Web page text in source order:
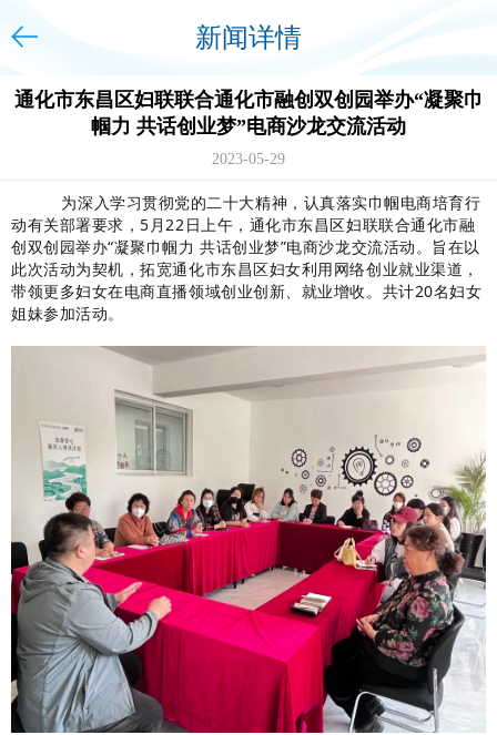
新闻详情
通化市东昌区妇联联合通化市融创双创园举办“凝聚巾
帼力 共话创业梦”电商沙龙交流活动
2023-05-29
为深入学习贯彻党的二十大精神，认真落实巾帼电商培育行
动有关部署要求，5月22日上午，通化市东昌区妇联联合通化市融
创双创园举办“凝聚巾帼力 共话创业梦”电商沙龙交流活动。旨在以
此次活动为契机，拓宽通化市东昌区妇女利用网络创业就业渠道，
带领更多妇女在电商直播领域创业创新、就业增收。共计20名妇女
姐妹参加活动。